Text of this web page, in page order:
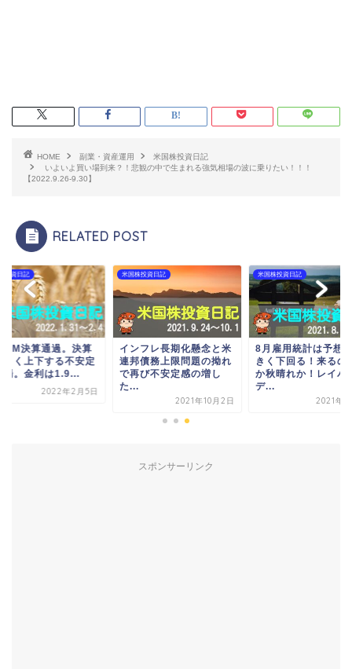
HOME 副業・資産運用
米国株投資日記
いよいよ買い場到来？！悲観の中で生まれる強気相場の波に乗りたい！！！
【2022.9.26-9.30】
RELATED POST
投資日記
決算通過。決算
きく上下する不安定
場。金利は1.9...
2022年2月5日
米国株投資日記
インフレ長期化懸念と米
連邦債務上限問題の拗れ
で再び不安定感の増し
た...
2021年10月2日
米国株投資日記
8月雇用統計は予想
きく下回る！来るの
か秋晴れか！レイバ
デ...
2021年9
スポンサーリンク